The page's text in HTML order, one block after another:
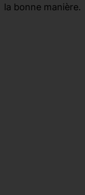
la bonne manière.